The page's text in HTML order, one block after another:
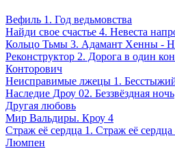
Вефиль 1. Год ведьмовства
Найди свое счастье 4. Невеста
Кольцо Тьмы 3. Адамант Хенны -
Реконструктор 2. Дорога в один
Конторович
Неисправимые лжецы 1.
Наследие Дроу 02. Беззвёздная ночь
Другая любовь
Мир Вальдиры. Кроу 4
Страж её сердца 1. Страж её
Люмпен